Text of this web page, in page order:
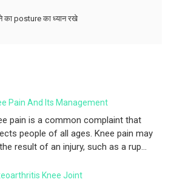
का posture का ध्यान रखे
Pain And Its Management
pain is a common complaint that
people of all ages. Knee pain may
result of an injury, such as a rup...
Knee Joint